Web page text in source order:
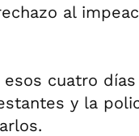
al
cuatro
y la